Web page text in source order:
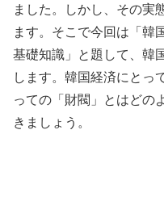
ました。しかし、その実
ます。そこで今回は「韓
基礎知識」と題して、韓
します。韓国経済にとっ
っての「財閥」とはどの
きましょう。